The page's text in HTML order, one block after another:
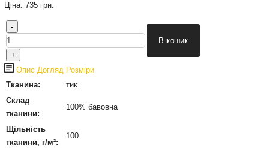
Ціна: 735 грн.
Опис Догляд Розміри
Тканина:
тик
Склад
тканини:
100% бавовна
Щільність
тканини, г/м²:
100